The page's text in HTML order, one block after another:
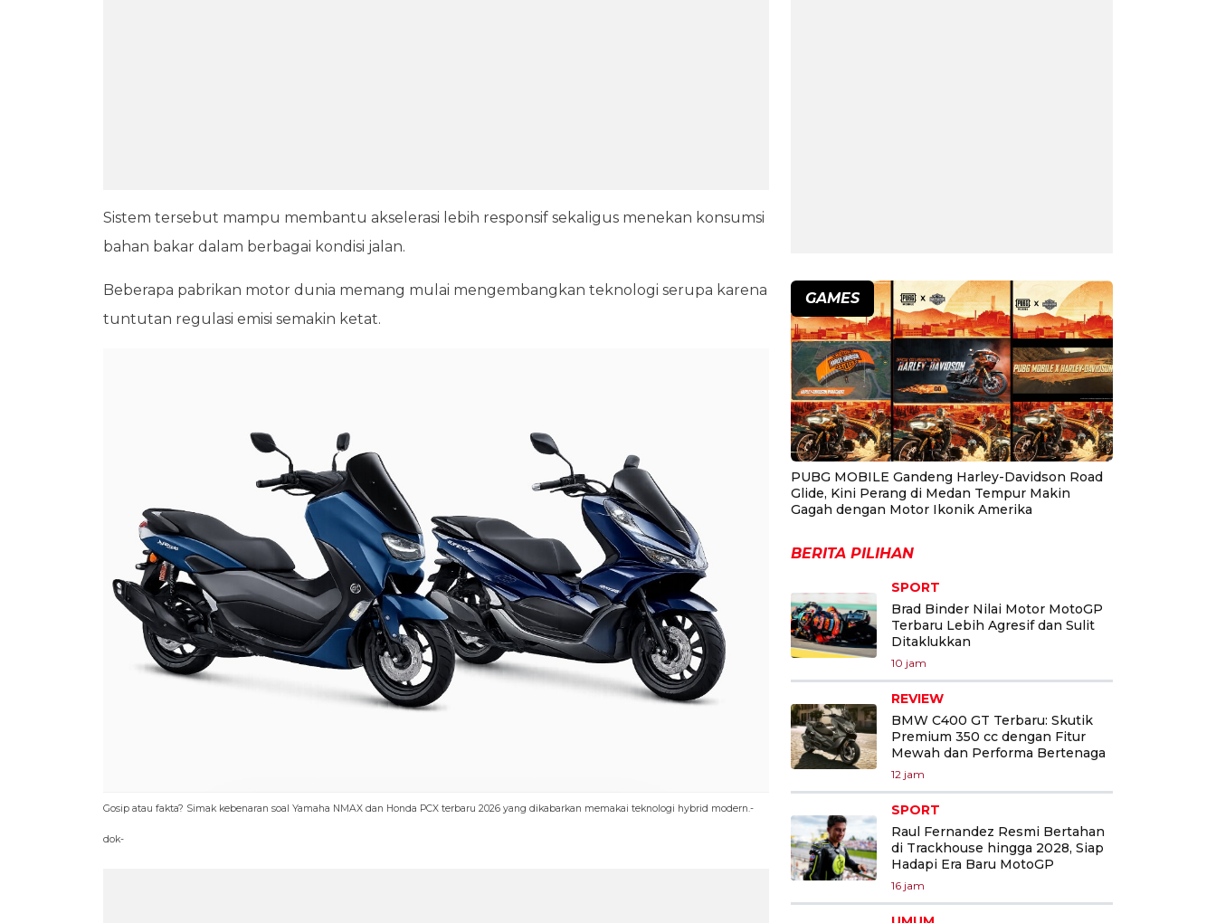
Sistem tersebut mampu membantu akselerasi lebih responsif sekaligus menekan konsumsi
bahan bakar dalam berbagai kondisi jalan.
Beberapa pabrikan motor dunia memang mulai mengembangkan teknologi serupa karena
tuntutan regulasi emisi semakin ketat.
Gosip atau fakta? Simak kebenaran soal Yamaha NMAX dan Honda PCX terbaru 2026 yang dikabarkan memakai teknologi hybrid modern.-
dok-
GAMES
PUBG MOBILE Gandeng Harley-Davidson Road
Glide, Kini Perang di Medan Tempur Makin
Gagah dengan Motor Ikonik Amerika
BERITA PILIHAN
SPORT
Brad Binder Nilai Motor MotoGP
Terbaru Lebih Agresif dan Sulit
Ditaklukkan
10 jam
REVIEW
BMW C400 GT Terbaru: Skutik
Premium 350 cc dengan Fitur
Mewah dan Performa Bertenaga
12 jam
SPORT
Raul Fernandez Resmi Bertahan
di Trackhouse hingga 2028, Siap
Hadapi Era Baru MotoGP
16 jam